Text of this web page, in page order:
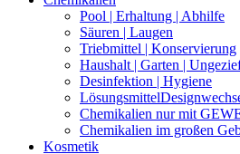
Pool | Erhaltung | Abhilfe
Säuren | Laugen
Triebmittel | Konservierung
Haushalt | Garten |
Desinfektion | Hygiene
Lösungsmittel
Chemikalien nur mit
Chemikalien im großen
Kosmetik